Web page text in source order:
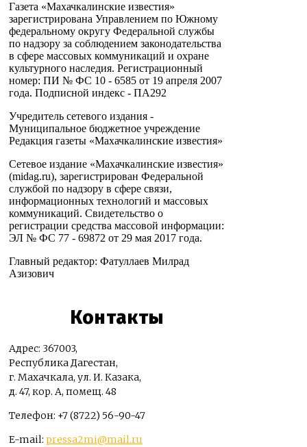
Газета «Махачкалинские известия»
зарегистрирована Управлением по Южному
федеральному округу Федеральной службы
по надзору за соблюдением законодательства
в сфере массовых коммуникаций и охране
культурного наследия. Регистрационный
номер: ПИ № ФС 10 - 6585 от 19 апреля 2007
года. Подписной индекс - ПА292
Учредитель сетевого издания -
Муниципальное бюджетное учреждение
Редакция газеты «Махачкалинские известия»
Сетевое издание «Махачкалинские известия»
(midag.ru), зарегистрирован Федеральной
службой по надзору в сфере связи,
информационных технологий и массовых
коммуникаций. Свидетельство о
регистрации средства массовой информации:
ЭЛ № ФС 77 - 69872 от 29 мая 2017 года.
Главный редактор: Фатуллаев Милрад
Азизович
Контакты
Адрес: 367003,
Республика Дагестан,
г. Махачкала, ул. И. Казака,
д. 47, кор. А, помещ. 48
Телефон: +7 (8722) 56-90-47
E-mail: pressa2mi@mail.ru